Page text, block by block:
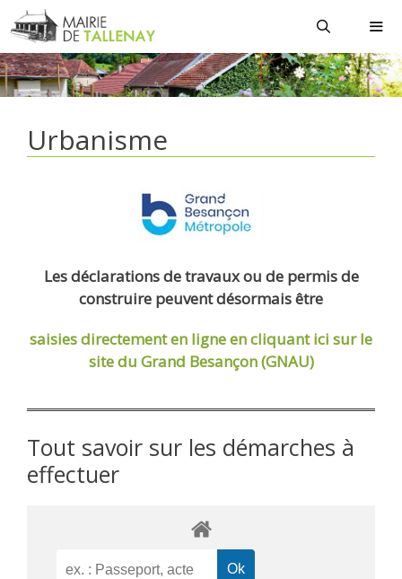
Aller
au
contenu
Urbanisme
Les déclarations de travaux ou de permis de
construire peuvent désormais être
saisies directement en ligneen cliquant ici sur le
site du Grand Besançon (GNAU)
Tout savoir sur les démarches à
effectuer